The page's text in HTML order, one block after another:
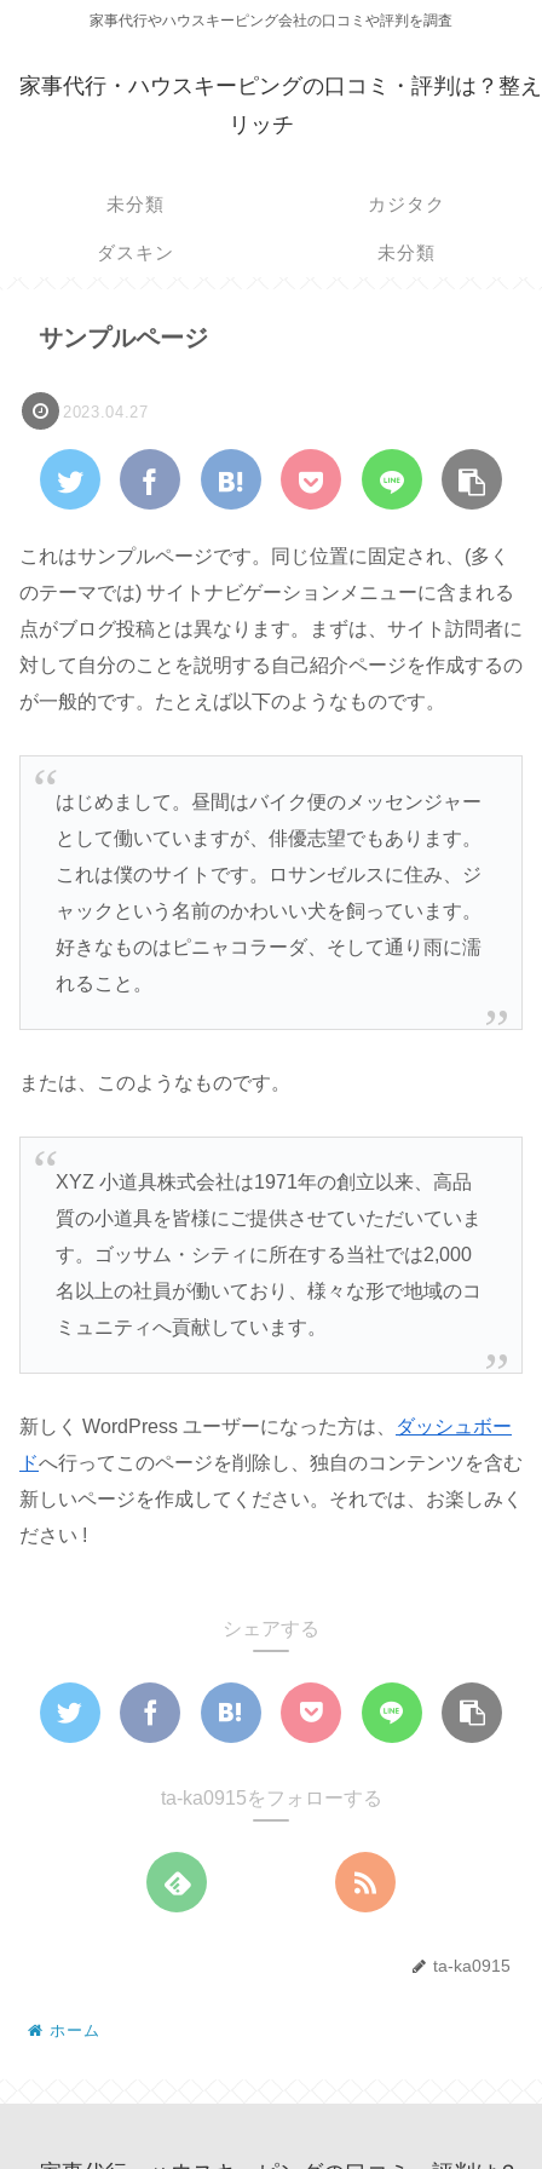
家事代行やハウスキーピング会社の口コミや評判を調査
家事代行・ハウスキーピングの口コミ・評判は？整え
リッチ
未分類 カジタク
ダスキン 未分類
サンプルページ
2023.04.27
これはサンプルページです。同じ位置に固定され、(多く
のテーマでは) サイトナビゲーションメニューに含まれる
点がブログ投稿とは異なります。まずは、サイト訪問者に
対して自分のことを説明する自己紹介ページを作成するの
が一般的です。たとえば以下のようなものです。
はじめまして。昼間はバイク便のメッセンジャー
として働いていますが、俳優志望でもあります。
これは僕のサイトです。ロサンゼルスに住み、ジ
ャックという名前のかわいい犬を飼っています。
好きなものはピニャコラーダ、そして通り雨に濡
れること。
または、このようなものです。
XYZ 小道具株式会社は1971年の創立以来、高品
質の小道具を皆様にご提供させていただいていま
す。ゴッサム・シティに所在する当社では2,000
名以上の社員が働いており、様々な形で地域のコ
ミュニティへ貢献しています。
新しく WordPress ユーザーになった方は、
ダッシュボー
ドへ行ってこのページを削除し、独自のコンテンツを含む
新しいページを作成してください。それでは、お楽しみく
ださい !
シェアする
ta-ka0915をフォローする
ta-ka0915
ホーム